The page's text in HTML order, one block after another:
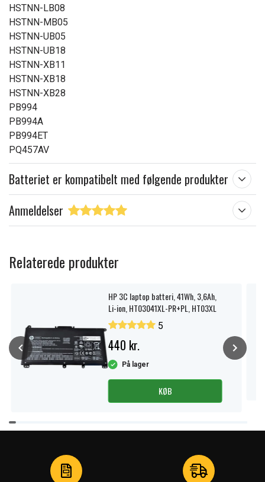
HSTNN-LB08
HSTNN-MB05
HSTNN-UB05
HSTNN-UB18
HSTNN-XB11
HSTNN-XB18
HSTNN-XB28
PB994
PB994A
PB994ET
PQ457AV
Batteriet er kompatibelt med følgende produkter
Anmeldelser
Relaterede produkter
HP 3C laptop batteri, 41Wh, 3,6Ah,
Li-ion, HT03041XL-PR+PL, HT03XL
5
440 kr.
På lager
KØB
Item
1